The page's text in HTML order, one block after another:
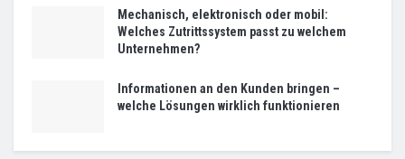
Mechanisch, elektronisch oder mobil:
Welches Zutrittssystem passt zu welchem
Unternehmen?
Informationen an den Kunden bringen –
welche Lösungen wirklich funktionieren